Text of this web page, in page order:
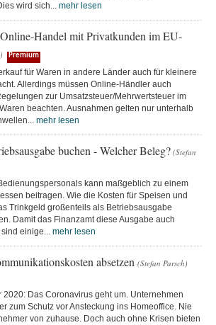
wird sich... mehr lesen
Handel mit Privatkunden im EU-
Premium
für Waren in andere Länder auch für kleinere
Allerdings müssen Online-Händler auch
zur Umsatzsteuer/Mehrwertsteuer im
beachten. Ausnahmen gelten nur unterhalb
mehr lesen
buchen - Welcher Beleg? (Stefan
kann maßgeblich zu einem
beitragen. Wie die Kosten für Speisen und
Trinkgeld großenteils als Betriebsausgabe
Damit das Finanzamt diese Ausgabe auch
einige... mehr lesen
absetzen (Stefan Parsch)
2020: Das Coronavirus geht um. Unternehmen
zum Schutz vor Ansteckung ins Homeoffice. Nie
von zuhause. Doch auch ohne Krisen bieten